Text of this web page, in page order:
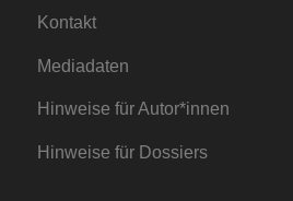
Kontakt
Mediadaten
Hinweise für Autor*innen
Hinweise für Dossiers